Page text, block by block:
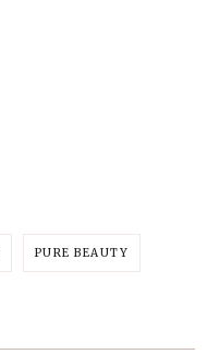
PURE BEAUTY